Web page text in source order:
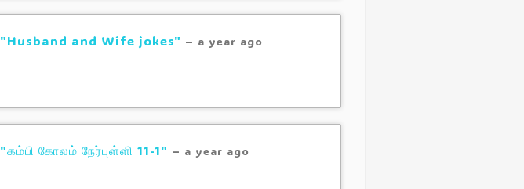
"Husband and Wife jokes" – a year ago
"கம்பி கோலம் நேர்புள்ளி 11-1" – a year ago